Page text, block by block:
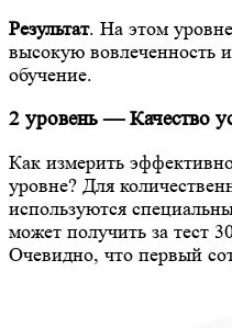
Результат. На этом
высокую вовлеченность
обучение.
2 уровень — Качество
Как измерить
уровне? Для
используются
может получить за тест
Очевидно, что первый